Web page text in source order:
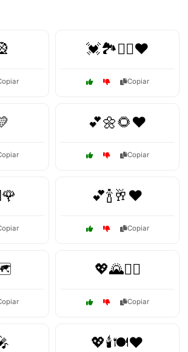
💓🏞️🚶‍♂️❤️
Copiar
💕🌼🌻❤️
Copiar
💕🍾🥂❤️
Copiar
💖🌄🚴‍♀️
Copiar
💖🕯️🍽️❤️